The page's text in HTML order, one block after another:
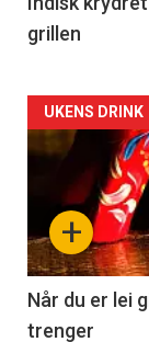
grillen
Forsiden
akkurat
nå
-
2
+
UKENS DRINK
Når du er lei
trenger